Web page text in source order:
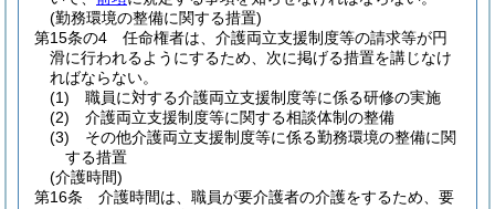
(勤務環境の整備に関する措置)
第15条の4
任命権者は、介護両立支援制度等の請求等が円
滑に行われるようにするため、次に掲げる措置を講じなけ
ればならない。
(1)
職員に対する介護両立支援制度等に係る研修の実施
(2)
介護両立支援制度等に関する相談体制の整備
(3)
その他介護両立支援制度等に係る勤務環境の整備に関
する措置
(介護時間)
第16条
介護時間は、職員が要介護者の介護をするため、要